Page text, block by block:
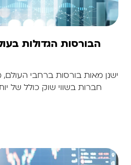
הבורסות הגדולות בעולם
חברות בשווי שוק כולל של